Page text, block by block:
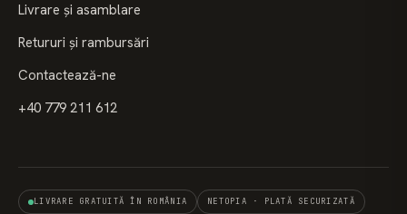
Livrare și asamblare
Retururi și rambursări
Contactează-ne
+40 779 211 612
LIVRARE GRATUITĂ ÎN ROMÂNIA NETOPIA · PLATĂ SECURIZATĂ